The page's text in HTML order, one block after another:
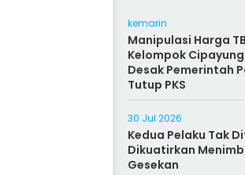
kemarin
Manipulasi Harga
Kelompok Cipayung
Desak Pemerintah
Tutup PKS
30 Jul 2026
Kedua Pelaku Tak
Dikuatirkan
Gesekan